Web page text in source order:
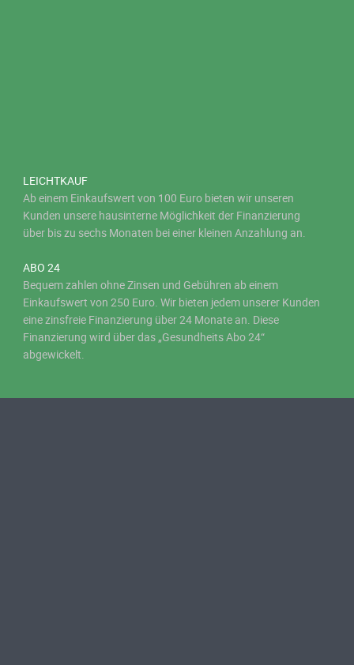
LEICHTKAUF
Ab einem Einkaufswert von 100 Euro bieten wir unseren
Kunden unsere hausinterne Möglichkeit der Finanzierung
über bis zu sechs Monaten bei einer kleinen Anzahlung an.
ABO 24
Bequem zahlen ohne Zinsen und Gebühren ab einem
Einkaufswert von 250 Euro. Wir bieten jedem unserer Kunden
eine zinsfreie Finanzierung über 24 Monate an. Diese
Finanzierung wird über das „Gesundheits Abo 24“
abgewickelt.